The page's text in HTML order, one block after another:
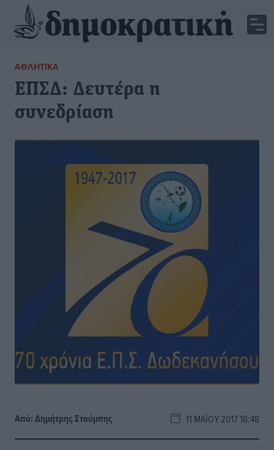
ΑΘΛΗΤΙΚΆ
ΕΠΣΔ: Δευτέρα η
συνεδρίαση
Από:Δημήτρης Στούμπης 11 ΜΑΪ́ΟΥ 2017 16:48